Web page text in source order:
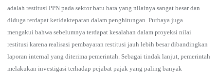
adalah restitusi PPN pada sektor batu bara yang nilainya sangat besar dan
diduga terdapat ketidaktepatan dalam penghitungan. Purbaya juga
mengakui bahwa sebelumnya terdapat kesalahan dalam proyeksi nilai
restitusi karena realisasi pembayaran restitusi jauh lebih besar dibandingkan
laporan internal yang diterima pemerintah. Sebagai tindak lanjut, pemerintah
melakukan investigasi terhadap pejabat pajak yang paling banyak